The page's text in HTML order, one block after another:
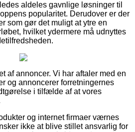
aldeles gavnlige løsninger til
popularitet. Derudover er der
som gør det muligt at ytre en
hvilket ydermere må udnyttes
af annoncer. Vi har aftaler med en
og annoncerer forretningernes
i tilfælde af at vores
og internet firmaer værnes
ikke at blive stillet ansvarlig for